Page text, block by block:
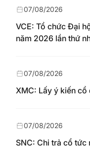
VCE: Tổ chức Đại
năm 2026 lần thứ
07/08/2026
XMC: Lấy ý kiến
07/08/2026
SNC: Chi trả cổ tức
07/08/2026